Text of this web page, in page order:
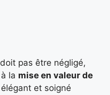
pas être négligé,
la mise en valeur de
et soigné